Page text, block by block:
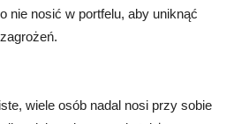
nie nosić w portfelu, aby uniknąć
wiele osób nadal nosi przy sobie